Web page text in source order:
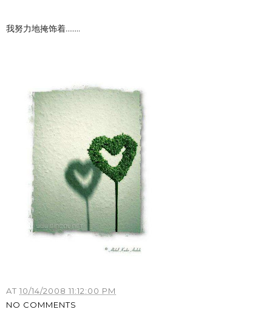
我努力地掩饰着........
AT 10/14/2008 11:12:00 PM
NO COMMENTS